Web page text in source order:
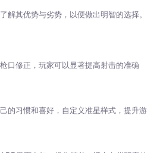
解其优势与劣势，以便做出明智的选择。
口修正，玩家可以显著提高射击的准确
的习惯和喜好，自定义准星样式，提升游